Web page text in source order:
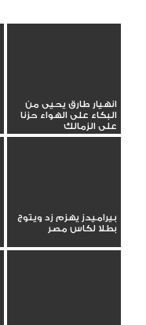
انهيار طارق يحيى من
البكاء على الهواء حزنا
على الزمالك
بيراميدز يهزم زد ويتوج
بطلا لكاس مصر